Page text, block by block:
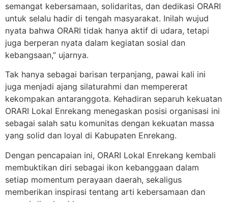
semangat kebersamaan, solidaritas, dan dedikasi ORARI
untuk selalu hadir di tengah masyarakat. Inilah wujud
nyata bahwa ORARI tidak hanya aktif di udara, tetapi
juga berperan nyata dalam kegiatan sosial dan
kebangsaan,” ujarnya.
Tak hanya sebagai barisan terpanjang, pawai kali ini
juga menjadi ajang silaturahmi dan mempererat
kekompakan antaranggota. Kehadiran separuh kekuatan
ORARI Lokal Enrekang menegaskan posisi organisasi ini
sebagai salah satu komunitas dengan kekuatan massa
yang solid dan loyal di Kabupaten Enrekang.
Dengan pencapaian ini, ORARI Lokal Enrekang kembali
membuktikan diri sebagai ikon kebanggaan dalam
setiap momentum perayaan daerah, sekaligus
memberikan inspirasi tentang arti kebersamaan dan